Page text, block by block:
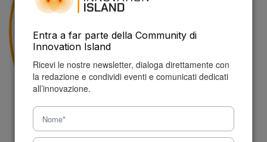
#fuori premio innovazione sicilia
Entra a far parte della Community di
Innovation Island
Ricevi le nostre newsletter, dialoga direttamente con
la redazione e condividi eventi e comunicati dedicati
all’innovazione.